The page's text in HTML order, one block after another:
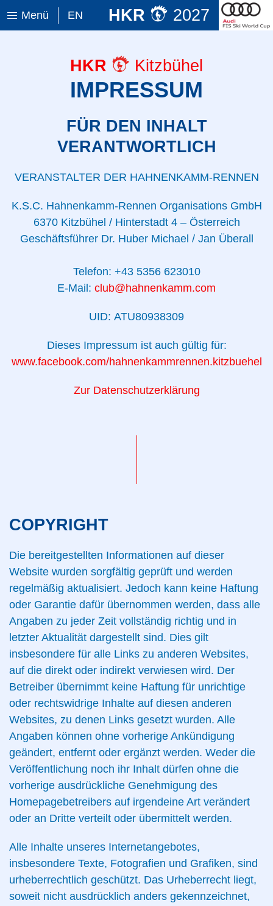
Menü EN HKR 2027
HKR Kitzbühel
IMPRESSUM
FÜR DEN INHALT
VERANTWORTLICH
VERANSTALTER DER HAHNENKAMM-RENNEN
K.S.C. Hahnenkamm-Rennen Organisations GmbH
6370 Kitzbühel / Hinterstadt 4 – Österreich
Geschäftsführer Dr. Huber Michael / Jan Überall
Telefon: +43 5356 623010
E-Mail: club@hahnenkamm.com
UID: ATU80938309
Dieses Impressum ist auch gültig für:
www.facebook.com/hahnenkammrennen.kitzbuehel
Zur Datenschutzerklärung
COPYRIGHT
Die bereitgestellten Informationen auf dieser
Website wurden sorgfältig geprüft und werden
regelmäßig aktualisiert. Jedoch kann keine Haftung
oder Garantie dafür übernommen werden, dass alle
Angaben zu jeder Zeit vollständig richtig und in
letzter Aktualität dargestellt sind. Dies gilt
insbesondere für alle Links zu anderen Websites,
auf die direkt oder indirekt verwiesen wird. Der
Betreiber übernimmt keine Haftung für unrichtige
oder rechtswidrige Inhalte auf diesen anderen
Websites, zu denen Links gesetzt wurden. Alle
Angaben können ohne vorherige Ankündigung
geändert, entfernt oder ergänzt werden. Weder die
Veröffentlichung noch ihr Inhalt dürfen ohne die
vorherige ausdrückliche Genehmigung des
Homepagebetreibers auf irgendeine Art verändert
oder an Dritte verteilt oder übermittelt werden.
Alle Inhalte unseres Internetangebotes,
insbesondere Texte, Fotografien und Grafiken, sind
urheberrechtlich geschützt. Das Urheberrecht liegt,
soweit nicht ausdrücklich anders gekennzeichnet,